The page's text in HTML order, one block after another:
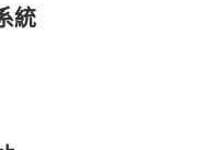
統